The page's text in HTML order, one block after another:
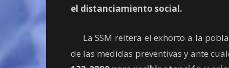
el distanciamiento social.
La SSM reitera el exhorto a la
de las medidas preventivas y ante